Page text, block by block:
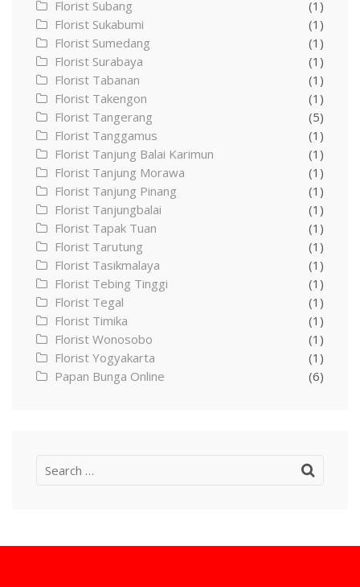
Florist Subang
(1)
Florist Sukabumi
(1)
Florist Sumedang
(1)
Florist Surabaya
(1)
Florist Tabanan
(1)
Florist Takengon
(1)
Florist Tangerang
(5)
Florist Tanggamus
(1)
Florist Tanjung Balai Karimun
(1)
Florist Tanjung Morawa
(1)
Florist Tanjung Pinang
(1)
Florist Tanjungbalai
(1)
Florist Tapak Tuan
(1)
Florist Tarutung
(1)
Florist Tasikmalaya
(1)
Florist Tebing Tinggi
(1)
Florist Tegal
(1)
Florist Timika
(1)
Florist Wonosobo
(1)
Florist Yogyakarta
(1)
Papan Bunga Online
(6)
Search